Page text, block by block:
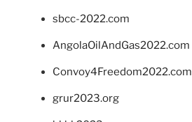
sbcc-2022.com
AngolaOilAndGas2022.com
Convoy4Freedom2022.com
grur2023.org